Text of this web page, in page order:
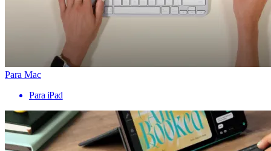
Para Mac
Para iPad